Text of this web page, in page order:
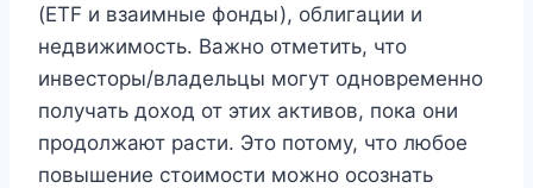
(ETF и взаимные фонды), облигации и
недвижимость. Важно отметить, что
инвесторы/владельцы могут одновременно
получать доход от этих активов, пока они
продолжают расти. Это потому, что любое
повышение стоимости можно осознать